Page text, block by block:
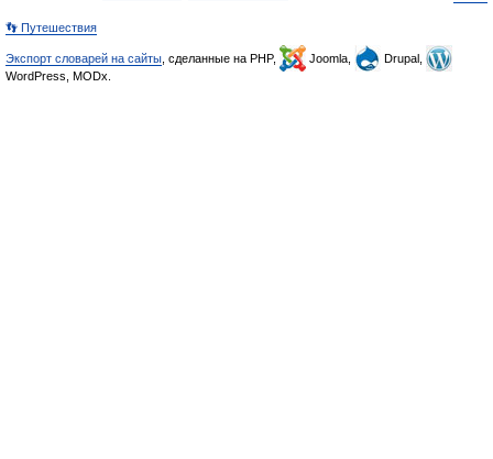
👣 Путешествия
Экспорт словарей на сайты , сделанные на PHP, Joomla,
Drupal,
WordPress, MODx.